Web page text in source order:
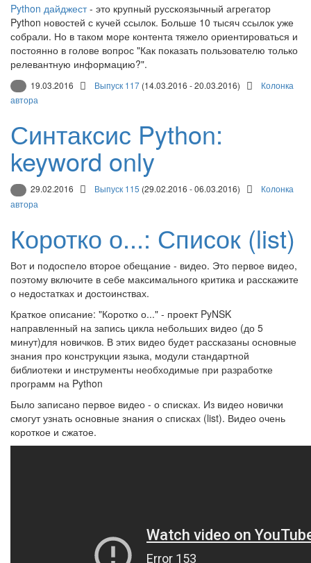
Python дайджест- это крупный русскоязычный агрегатор
Python новостей с кучей ссылок. Больше 10 тысяч ссылок уже
собрали. Но в таком море контента тяжело ориентироваться и
постоянно в голове вопрос "Как показать пользователю только
релевантную информацию?".
19.03.2016 Выпуск 117 (14.03.2016 - 20.03.2016)
Колонка
автора
Синтаксис Python:
keyword only
29.02.2016 Выпуск 115 (29.02.2016 - 06.03.2016)
Колонка
автора
Коротко о...: Список (list)
Вот и подоспело второе обещание - видео. Это первое видео,
поэтому включите в себе максимального критика и расскажите
о недостатках и достоинствах.
Краткое описание: "Коротко о..." - проект PyNSK
направленный на запись цикла небольших видео (до 5
минут)для новичков. В этих видео будет рассказаны основные
знания про конструкции языка, модули стандартной
библиотеки и инструменты необходимые при разработке
программ на Python
Было записано первое видео - о списках. Из видео новички
смогут узнать основные знания о списках (list). Видео очень
короткое и сжатое.